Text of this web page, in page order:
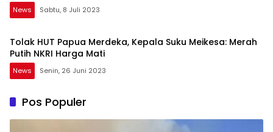
News Sabtu, 8 Juli 2023
Tolak HUT Papua Merdeka, Kepala Suku Meikesa: Merah
Putih NKRI Harga Mati
News Senin, 26 Juni 2023
Pos Populer